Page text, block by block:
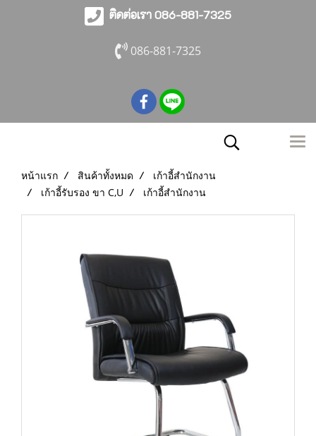
ติดต่อเรา 086-881-7325
086-881-7325
หน้าแรก สินค้าทั้งหมด
เก้าอี้สำนักงาน
เก้าอี้รับรอง ขา C,U
เก้าอี้สำนักงาน